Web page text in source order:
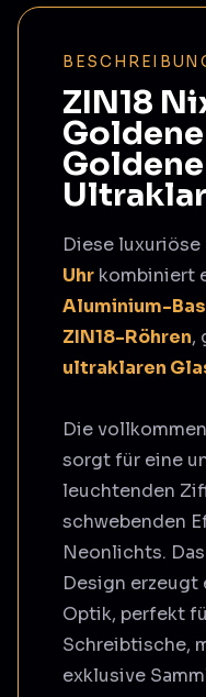
ZIN18
Diese
Uhr kombiniert
Aluminium-
ZIN18-Röhren,
ultraklaren
Die
sorgt für eine
leuchtenden
schwebenden
Neonlichts.
Design
Optik, perfekt
Schreibtische,
exklusive